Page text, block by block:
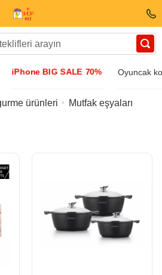
iPhone BIG SALE 70% Oyuncak
ürünleri Mutfak eşyaları